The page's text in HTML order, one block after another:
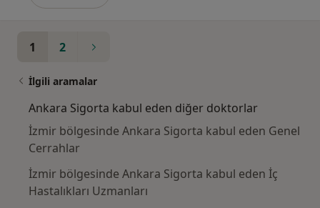
1 2
İlgili aramalar
Ankara Sigorta kabul eden diğer doktorlar
İzmir bölgesinde Ankara Sigorta kabul eden Genel
Cerrahlar
İzmir bölgesinde Ankara Sigorta kabul eden İç
Hastalıkları Uzmanları